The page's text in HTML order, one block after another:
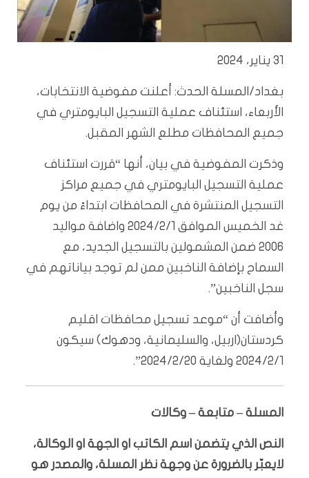
31 يناير، 2024
بغداد/المسلة الحدث: أعلنت مفوضية الانتخابات،
الأربعاء، استئناف عملية التسجيل البايومتري في
جميع المحافظات مطلع الشهر المقبل.
وذكرت المفوضية في بيان، أنها “قررت استئناف
عملية التسجيل البايومتري في جميع مراكز
التسجيل المنتشرة في المحافظات ابتداءً من يوم
غد الخميس الموافق 2024/2/1 واضافة مواليد
2006 ضمن المشمولين بالتسجيل الجديد، مع
السماح بإضافة الناخبين ممن لم توجد بياناتهم في
سجل الناخبين”.
وأضافت أن “موعد تسجيل محافظات اقليم
كردستان(اربيل، والسليمانية، ودهوك) سيكون
2024/2/1 ولغاية 2024/2/20”.
المسلة – متابعة – وكالات
النص الذي يتضمن اسم الكاتب او الجهة او الوكالة،
لايعبّر بالضرورة عن وجهة نظر المسلة، والمصدر هو